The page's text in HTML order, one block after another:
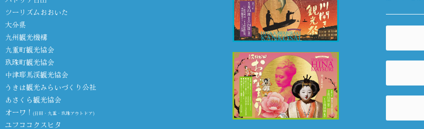
ツーリズムおおいた
大分県
九州観光機構
九重町観光協会
玖珠町観光協会
中津耶馬渓観光協会
うきは観光みらいづくり公社
あさくら観光協会
オーワ！ (日田・九重・玖珠アウトドア)
ユフココクスヒタ